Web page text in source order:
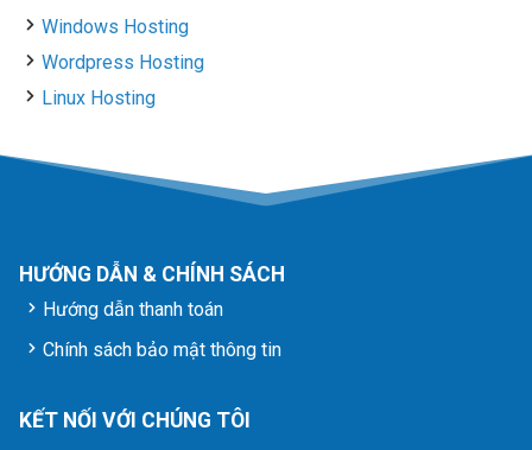
Windows Hosting
Wordpress Hosting
Linux Hosting
HƯỚNG DẪN & CHÍNH SÁCH
Hướng dẫn thanh toán
Chính sách bảo mật thông tin
KẾT NỐI VỚI CHÚNG TÔI